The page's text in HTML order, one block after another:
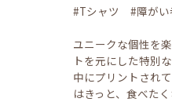
#Tシャツ #障がい
ユニークな個性を
トを元にした特別
中にプリントされ
はきっと、食べた